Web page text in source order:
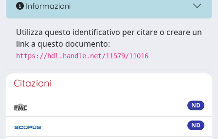
Informazioni
Utilizza questo identificativo per citare o creare un
link a questo documento:
https://hdl.handle.net/11579/11016
Citazioni
ND
ND